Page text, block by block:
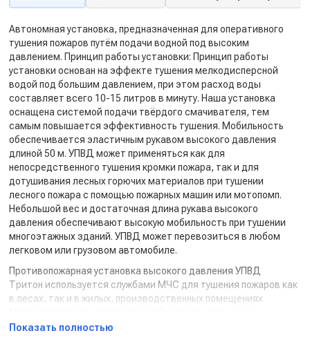
Автономная установка, предназначенная для оперативного
тушения пожаров путём подачи водной под высоким
давлением. Принцип работы установки: Принцип работы
установки основан на эффекте тушения мелкодисперсной
водой под большим давлением, при этом расход воды
составляет всего 10-15 литров в минуту. Наша установка
оснащена системой подачи твёрдого смачивателя, тем
самым повышается эффективность тушения. Мобильность
обеспечивается эластичным рукавом высокого давления
длиной 50 м. УПВД может применяться как для
непосредственного тушения кромки пожара, так и для
дотушивания лесных горючих материалов при тушении
лесного пожара с помощью пожарных машин или мотопомп.
Небольшой вес и достаточная длина рукава высокого
давления обеспечивают высокую мобильность при тушении
многоэтажных зданий. УПВД может перевозиться в любом
легковом или грузовом автомобиле.
Противопожарная установка высокого давления УПВД
Тритон используется службами МЧС для тушения пожаров как
в лесах, так и в жилых, производственных помещениях.
эффективность при низком расходе воды, который не
Показать полностью